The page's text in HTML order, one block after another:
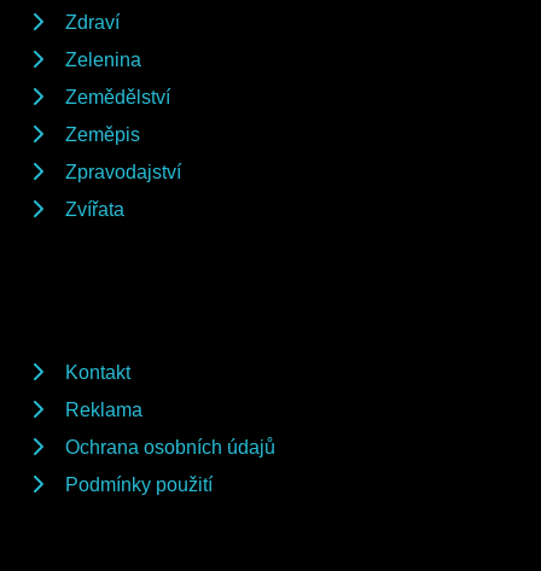
Zdraví
Zelenina
Zemědělství
Zeměpis
Zpravodajství
Zvířata
Kontakt
Reklama
Ochrana osobních údajů
Podmínky použití